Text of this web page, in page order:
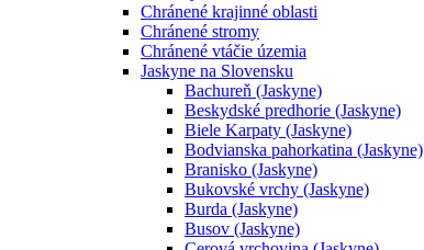
Chránené krajinné oblasti
Chránené stromy
Chránené vtáčie územia
Jaskyne na Slovensku
Bachureň (Jaskyne)
Beskydské predhorie (Jaskyne)
Biele Karpaty (Jaskyne)
Bodvianska pahorkatina (Jaskyne)
Branisko (Jaskyne)
Bukovské vrchy (Jaskyne)
Burda (Jaskyne)
Busov (Jaskyne)